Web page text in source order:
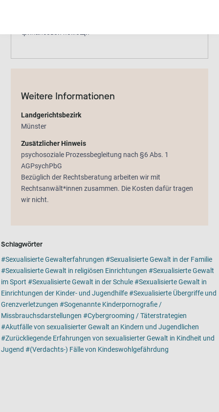
Weitere Informationen
Landgerichtsbezirk
Münster
Zusätzlicher Hinweis
psychosoziale Prozessbegleitung nach §6 Abs. 1
AGPsychPbG
Bezüglich der Rechtsberatung arbeiten wir mit
Rechtsanwält*innen zusammen. Die Kosten dafür tragen
wir nicht.
Schlagwörter
Sexualisierte Gewalterfahrungen
Sexualisierte Gewalt in der Familie
Sexualisierte Gewalt in religiösen Einrichtungen
Sexualisierte Gewalt
im Sport
Sexualisierte Gewalt in der Schule
Sexualisierte Gewalt in
Einrichtungen der Kinder- und Jugendhilfe
Sexualisierte Übergriffe und
Grenzverletzungen
Sogenannte Kinderpornografie /
Missbrauchsdarstellungen
Cybergrooming / Täterstrategien
Akutfälle von sexualisierter Gewalt an Kindern und Jugendlichen
Zurückliegende Erfahrungen von sexualisierter Gewalt in Kindheit und
Jugend
(Verdachts-) Fälle von Kindeswohlgefährdung